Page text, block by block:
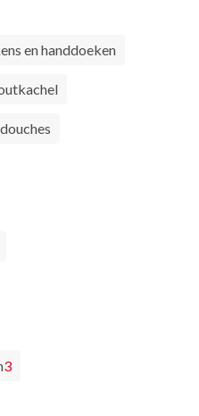
en handdoeken
3